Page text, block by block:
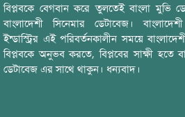
বিপ্লবকে বেগবান করে তুলতেই বাংলা মুভি
বাংলাদেশী সিনেমার ডেটাবেজ।
ইন্ডাস্ট্রির এই পরিবর্তনকালীন সময়ে
বিপ্লবকে অনুভব করতে, বিপ্লবের সাক্ষী হতে
ডেটাবেজ এর সাথে থাকুন। ধন্যবাদ।